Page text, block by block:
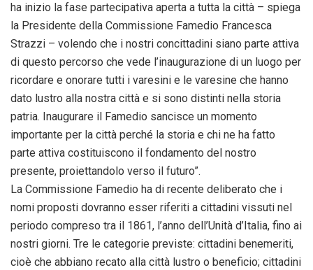
ha inizio la fase partecipativa aperta a tutta la città – spiega
la Presidente della Commissione Famedio Francesca
Strazzi – volendo che i nostri concittadini siano parte attiva
di questo percorso che vede l’inaugurazione di un luogo per
ricordare e onorare tutti i varesini e le varesine che hanno
dato lustro alla nostra città e si sono distinti nella storia
patria. Inaugurare il Famedio sancisce un momento
importante per la città perché la storia e chi ne ha fatto
parte attiva costituiscono il fondamento del nostro
presente, proiettandolo verso il futuro”.
La Commissione Famedio ha di recente deliberato che i
nomi proposti dovranno esser riferiti a cittadini vissuti nel
periodo compreso tra il 1861, l’anno dell’Unità d’Italia, fino ai
nostri giorni. Tre le categorie previste: cittadini benemeriti,
cioè che abbiano recato alla città lustro o beneficio; cittadini